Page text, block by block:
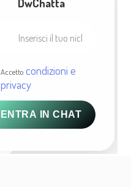
Accetto condizioni e
privacy
ENTRA IN CHAT